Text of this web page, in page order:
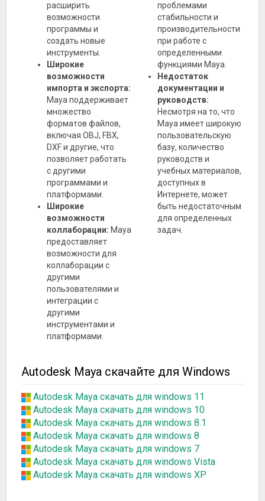
расширить
возможности
программы и
создать новые
инструменты.
Широкие
возможности
импорта и экспорта:
Maya поддерживает
множество
форматов файлов,
включая OBJ, FBX,
DXF и другие, что
позволяет работать
с другими
программами и
платформами.
Широкие
возможности
коллаборации: Maya
предоставляет
возможности для
коллаборации с
другими
пользователями и
интеграции с
другими
инструментами и
платформами.
проблемами
стабильности и
производительности
при работе с
определенными
функциями Maya.
Недостаток
документации и
руководств:
Несмотря на то, что
Maya имеет широкую
пользовательскую
базу, количество
руководств и
учебных материалов,
доступных в
Интернете, может
быть недостаточным
для определенных
задач.
Autodesk Maya скачайте для Windows
Autodesk Maya скачать для windows 11
Autodesk Maya скачать для windows 10
Autodesk Maya скачать для windows 8.1
Autodesk Maya скачать для windows 8
Autodesk Maya скачать для windows 7
Autodesk Maya скачать для windows Vista
Autodesk Maya скачать для windows XP